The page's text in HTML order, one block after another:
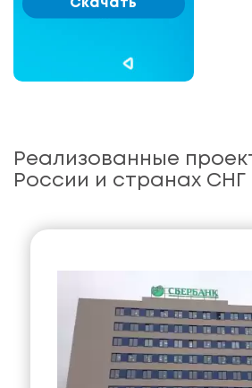
Реализованные
России и странах СНГ